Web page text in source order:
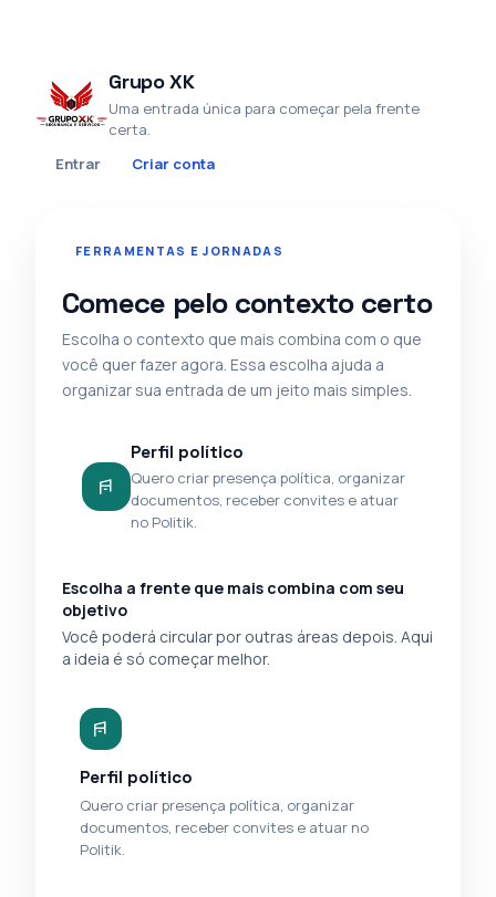
Grupo XK
Uma entrada única para começar pela frente
certa.
Entrar
Criar conta
FERRAMENTAS E JORNADAS
Comece pelo contexto certo
Escolha o contexto que mais combina com o que
você quer fazer agora. Essa escolha ajuda a
organizar sua entrada de um jeito mais simples.
Perfil político
Quero criar presença política, organizar
documentos, receber convites e atuar
no Politik.
Escolha a frente que mais combina com seu
objetivo
Você poderá circular por outras áreas depois. Aqui
a ideia é só começar melhor.
Perfil político
Quero criar presença política, organizar
documentos, receber convites e atuar no
Politik.